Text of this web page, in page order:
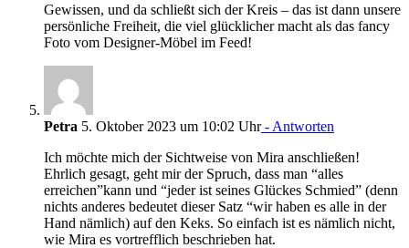
Gewissen, und da schließt sich der Kreis – das ist dann unsere
persönliche Freiheit, die viel glücklicher macht als das fancy
Foto vom Designer-Möbel im Feed!
Petra 5. Oktober 2023 um 10:02 Uhr- Antworten
Ich möchte mich der Sichtweise von Mira anschließen!
Ehrlich gesagt, geht mir der Spruch, dass man “alles
erreichen”kann und “jeder ist seines Glückes Schmied” (denn
nichts anderes bedeutet dieser Satz “wir haben es alle in der
Hand nämlich) auf den Keks. So einfach ist es nämlich nicht,
wie Mira es vortrefflich beschrieben hat.